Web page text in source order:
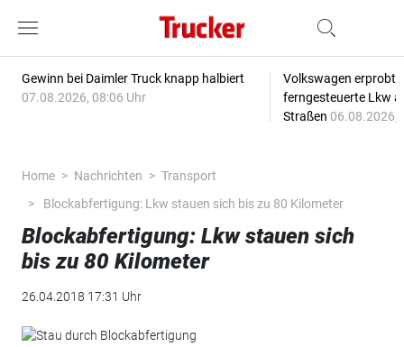
Gewinn bei Daimler Truck knapp halbiert
07.08.2026, 08:06 Uhr
Volkswagen erprobt
ferngesteuerte Lkw
Straßen 06.08.2026,
Home Nachrichten
Transport
Blockabfertigung: Lkw stauen sich bis zu 80 Kilometer
Blockabfertigung: Lkw stauen sich
bis zu 80 Kilometer
26.04.2018 17:31 Uhr